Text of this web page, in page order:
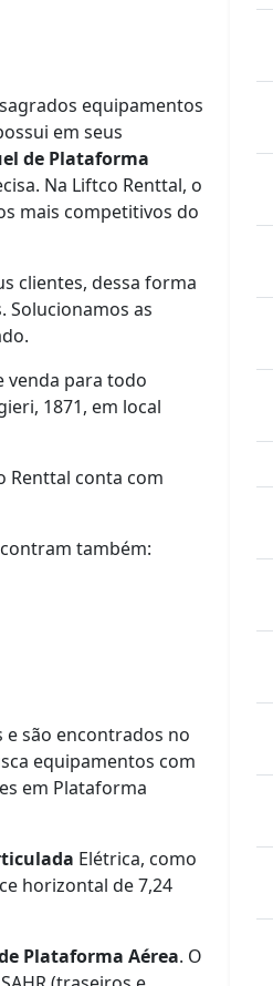
equipamentos
em seus
de Plataforma
Na Liftco Renttal, o
mais competitivos do
clientes, dessa forma
Solucionamos as
venda para todo
1871, em local
Renttal conta com
também:
são encontrados no
equipamentos com
em Plataforma
Elétrica, como
horizontal de 7,24
Plataforma Aérea. O